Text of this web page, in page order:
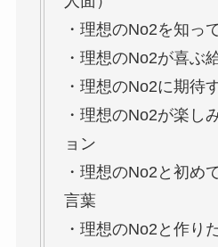
・理想のNo2を知っ
・理想のNo2が喜ぶ
・理想のNo2に期待
・理想のNo2が楽し
ョン
・理想のNo2と初め
言葉
・理想のNo2と作り